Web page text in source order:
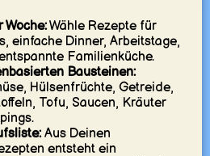
Woche:Wähle Rezepte für
einfache Dinner, Arbeitstage,
Familienküche.
Bausteinen:
Hülsenfrüchte, Getreide,
Tofu, Saucen, Kräuter
Aus Deinen
entsteht ein